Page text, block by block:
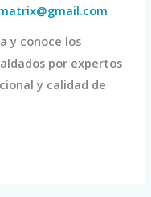
y conoce los
por expertos
y calidad de